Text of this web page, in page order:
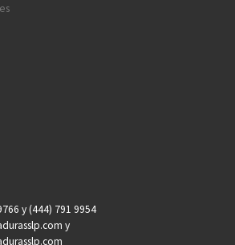
y (444) 791 9954
y